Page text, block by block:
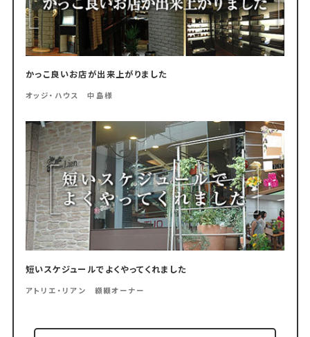
かっこ良いお店が出来上がりました
オッジ・ハウス 中島様
短いスケジュールでよくやってくれました
アトリエ・リアン 纐纈オーナー